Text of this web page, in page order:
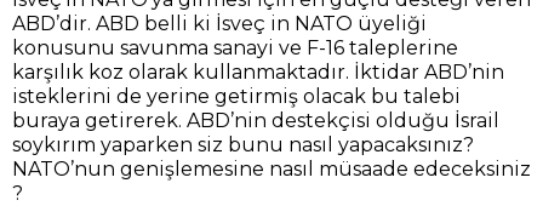
ABD’dir. ABD belli ki İsveç in NATO üyeliği
konusunu savunma sanayi ve F-16 taleplerine
karşılık koz olarak kullanmaktadır. İktidar ABD’nin
isteklerini de yerine getirmiş olacak bu talebi
buraya getirerek. ABD’nin destekçisi olduğu İsrail
soykırım yaparken siz bunu nasıl yapacaksınız?
NATO’nun genişlemesine nasıl müsaade edeceksiniz
?